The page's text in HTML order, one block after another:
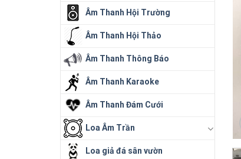
Âm Thanh Hội Trường
Âm Thanh Hội Thảo
Âm Thanh Thông Báo
Âm Thanh Karaoke
Âm Thanh Đám Cưới
Loa Âm Trần
Loa giả đá sân vườn